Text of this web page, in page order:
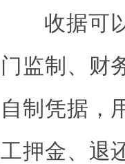
收据可以
门监制、财
自制凭据，
工押金、退